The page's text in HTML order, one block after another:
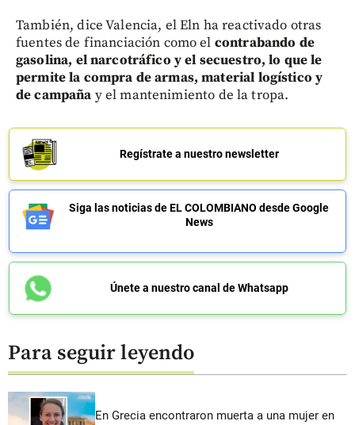
También, dice Valencia, el Eln ha reactivado otras
fuentes de financiación como el contrabando de
gasolina, el narcotráfico y el secuestro, lo que le
permite la compra de armas, material logístico y
de campaña y el mantenimiento de la tropa.
Regístrate a nuestro newsletter
Siga las noticias de EL COLOMBIANO desde Google
News
Únete a nuestro canal de Whatsapp
Para seguir leyendo
En Grecia encontraron muerta a una mujer en